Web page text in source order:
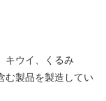
キウイ、くるみ
む製品を製造してい